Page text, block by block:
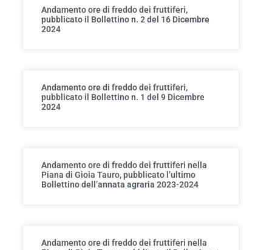
Andamento ore di freddo dei fruttiferi,
pubblicato il Bollettino n. 2 del 16 Dicembre
2024
Andamento ore di freddo dei fruttiferi,
pubblicato il Bollettino n. 1 del 9 Dicembre
2024
Andamento ore di freddo dei fruttiferi nella
Piana di Gioia Tauro, pubblicato l’ultimo
Bollettino dell’annata agraria 2023-2024
Andamento ore di freddo dei fruttiferi nella